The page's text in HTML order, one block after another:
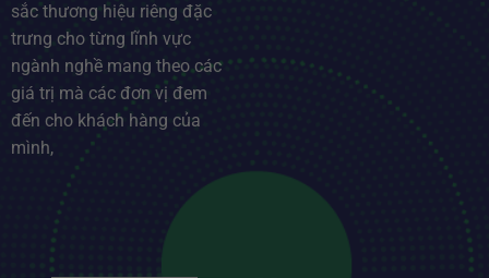
sắc thương hiệu riêng đặc
trưng cho từng lĩnh vực
ngành nghề mang theo các
giá trị mà các đơn vị đem
đến cho khách hàng của
mình,